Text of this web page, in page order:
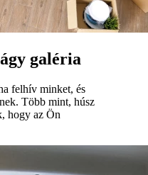
galéria
felhív minket, és
Több mint, húsz
hogy az Ön